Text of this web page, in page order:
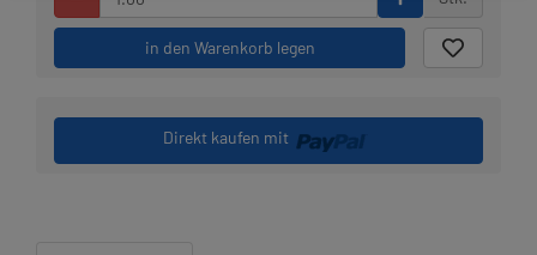
in den Warenkorb legen
Direkt kaufen mit